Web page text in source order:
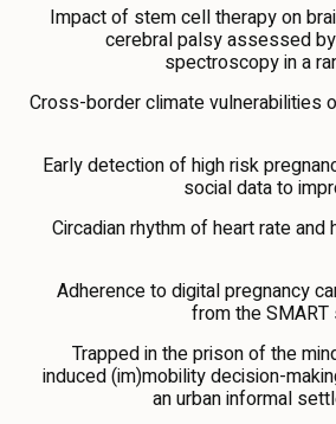
Impact of stem cell therapy on
cerebral palsy assessed
spectroscopy in a
Cross-border climate vulnerabilities
Early detection of high risk
social data to
Circadian rhythm of heart rate and
Adherence to digital pregnancy
from the
Trapped in the prison of the
induced (im)mobility decision-
an urban informal